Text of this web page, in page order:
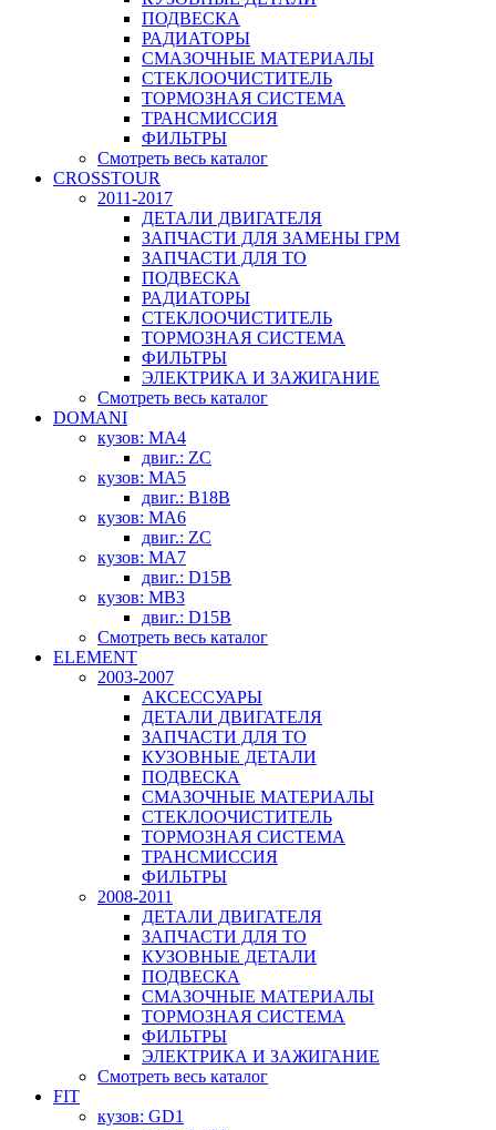
ПОДВЕСКА
РАДИАТОРЫ
СМАЗОЧНЫЕ МАТЕРИАЛЫ
СТЕКЛООЧИСТИТЕЛЬ
ТОРМОЗНАЯ СИСТЕМА
ТРАНСМИССИЯ
ФИЛЬТРЫ
Смотреть весь каталог
CROSSTOUR
2011-2017
ДЕТАЛИ ДВИГАТЕЛЯ
ЗАПЧАСТИ ДЛЯ ЗАМЕНЫ ГРМ
ЗАПЧАСТИ ДЛЯ ТО
ПОДВЕСКА
РАДИАТОРЫ
СТЕКЛООЧИСТИТЕЛЬ
ТОРМОЗНАЯ СИСТЕМА
ФИЛЬТРЫ
ЭЛЕКТРИКА И ЗАЖИГАНИЕ
Смотреть весь каталог
DOMANI
кузов: MA4
двиг.: ZC
кузов: MA5
двиг.: B18B
кузов: MA6
двиг.: ZC
кузов: MA7
двиг.: D15B
кузов: MB3
двиг.: D15B
Смотреть весь каталог
ELEMENT
2003-2007
АКСЕССУАРЫ
ДЕТАЛИ ДВИГАТЕЛЯ
ЗАПЧАСТИ ДЛЯ ТО
КУЗОВНЫЕ ДЕТАЛИ
ПОДВЕСКА
СМАЗОЧНЫЕ МАТЕРИАЛЫ
СТЕКЛООЧИСТИТЕЛЬ
ТОРМОЗНАЯ СИСТЕМА
ТРАНСМИССИЯ
ФИЛЬТРЫ
2008-2011
ДЕТАЛИ ДВИГАТЕЛЯ
ЗАПЧАСТИ ДЛЯ ТО
КУЗОВНЫЕ ДЕТАЛИ
ПОДВЕСКА
СМАЗОЧНЫЕ МАТЕРИАЛЫ
ТОРМОЗНАЯ СИСТЕМА
ФИЛЬТРЫ
ЭЛЕКТРИКА И ЗАЖИГАНИЕ
Смотреть весь каталог
FIT
кузов: GD1